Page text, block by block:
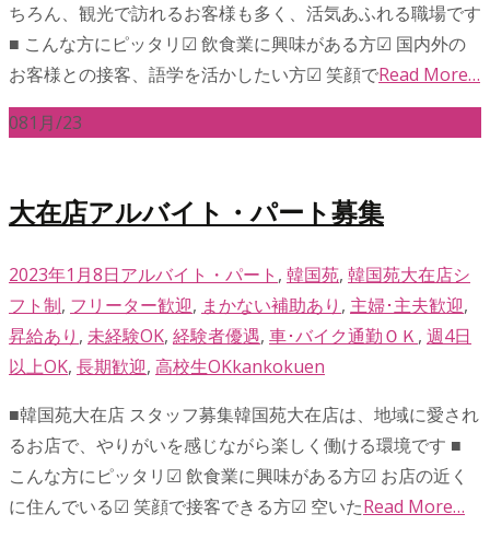
ちろん、観光で訪れるお客様も多く、活気あふれる職場です
■ こんな方にピッタリ☑︎ 飲食業に興味がある方☑︎ 国内外の
お客様との接客、語学を活かしたい方☑︎ 笑顔でRead More…
081月/23
大在店アルバイト・パート募集
2023年1月8日アルバイト・パート , 韓国苑, 韓国苑大在店シ
フト制, フリーター歓迎, まかない補助あり , 主婦･主夫歓迎,
昇給あり , 未経験OK, 経験者優遇, 車･バイク通勤ＯＫ , 週4日
以上OK, 長期歓迎, 高校生OKkankokuen
■韓国苑大在店 スタッフ募集韓国苑大在店は、地域に愛され
るお店で、やりがいを感じながら楽しく働ける環境です ■
こんな方にピッタリ☑︎ 飲食業に興味がある方☑︎ お店の近く
に住んでいる☑︎ 笑顔で接客できる方☑︎ 空いたRead More…